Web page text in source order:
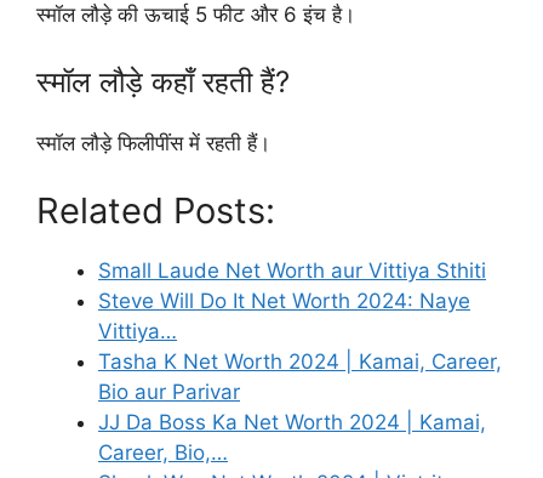
स्मॉल लौड़े की ऊचाई 5 फीट और 6 इंच है।
स्मॉल लौड़े कहाँ रहती हैं?
स्मॉल लौड़े फिलीपींस में रहती हैं।
Related Posts:
Small Laude Net Worth aur Vittiya Sthiti
Steve Will Do It Net Worth 2024: Naye
Vittiya…
Tasha K Net Worth 2024 | Kamai, Career,
Bio aur Parivar
JJ Da Boss Ka Net Worth 2024 | Kamai,
Career, Bio,…